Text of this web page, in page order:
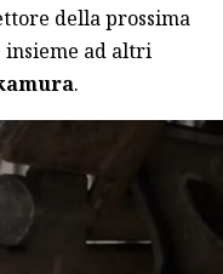
della prossima
insieme ad altri
.